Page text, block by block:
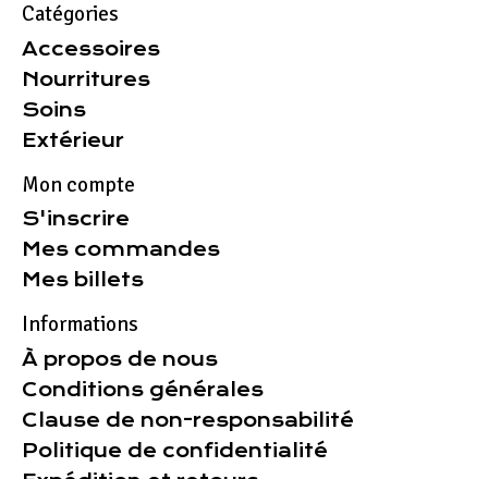
Catégories
Accessoires
Nourritures
Soins
Extérieur
Mon compte
S'inscrire
Mes commandes
Mes billets
Informations
À propos de nous
Conditions générales
Clause de non-responsabilité
Politique de confidentialité